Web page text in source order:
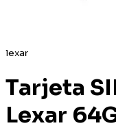
lexar
Tarjeta
Lexar